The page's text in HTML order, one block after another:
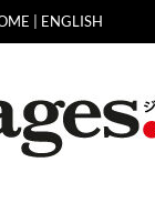
| ENGLISH